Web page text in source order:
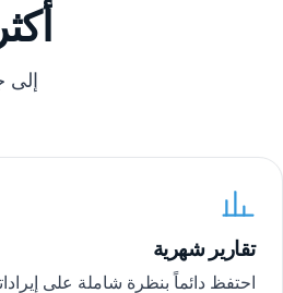
إلى
تقارير شهرية
احتفظ دائماً بنظرة شاملة على